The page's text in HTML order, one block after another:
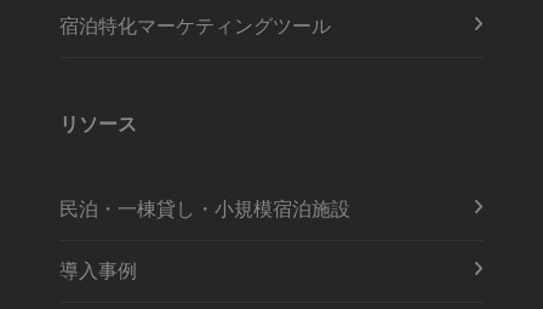
宿泊特化マーケティングツール
リソース
民泊・一棟貸し・小規模宿泊施設
導入事例